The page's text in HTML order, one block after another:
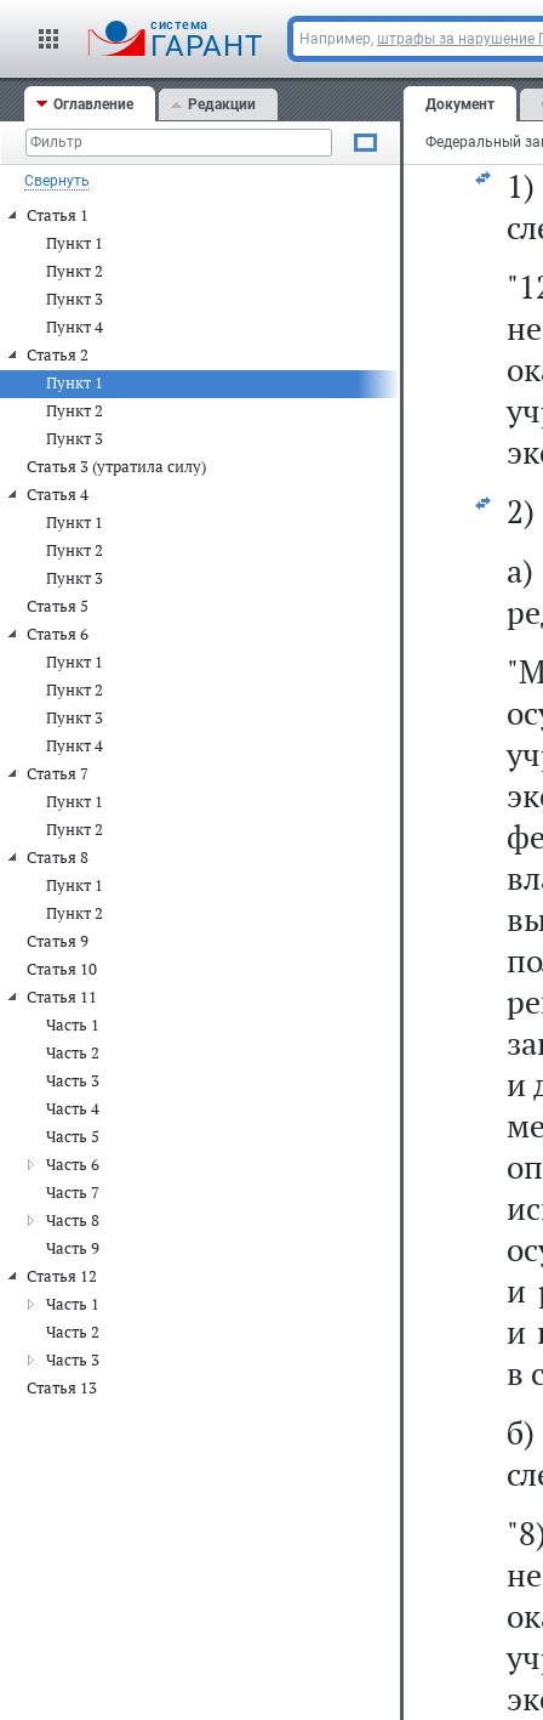
cистема
ГАРАНТ Например, штрафы за нарушение
Оглавление Редакции
Свернуть
Статья 1
Пункт 1
Пункт 2
Пункт 3
Пункт 4
Статья 2
Пункт 1
Пункт 2
Пункт 3
Статья 3 (утратила силу)
Статья 4
Пункт 1
Пункт 2
Пункт 3
Статья 5
Статья 6
Пункт 1
Пункт 2
Пункт 3
Пункт 4
Статья 7
Пункт 1
Пункт 2
Статья 8
Пункт 1
Пункт 2
Статья 9
Статья 10
Статья 11
Часть 1
Часть 2
Часть 3
Часть 4
Часть 5
Часть 6
Часть 7
Часть 8
Часть 9
Статья 12
Часть 1
Часть 2
Часть 3
Статья 13
Документ
и
и
и
в